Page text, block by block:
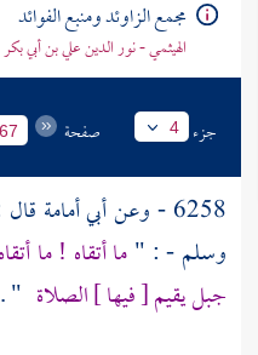
مجمع الزاوئد ومنبع الفوائد
الهيثمي - نور الدين علي بن أبي
جزء 4 صفحة 67
6258 - وعن أبي أمامة
وسلم - : "ما أتقاه ! ما
جبل يقيم [ فيها ] الصلاة " .